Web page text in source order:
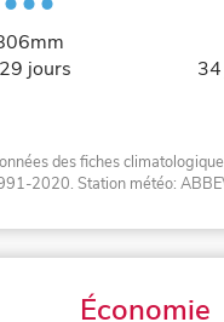
jours
des fiches
2020. Station météo:
Économie